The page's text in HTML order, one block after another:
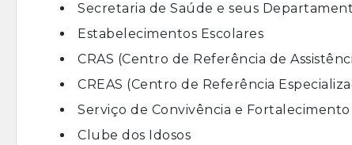
Secretaria de Saúde e seus
Estabelecimentos Escolares
CRAS (Centro de Referência de
CREAS (Centro de Referência
Serviço de Convivência e
Clube dos Idosos